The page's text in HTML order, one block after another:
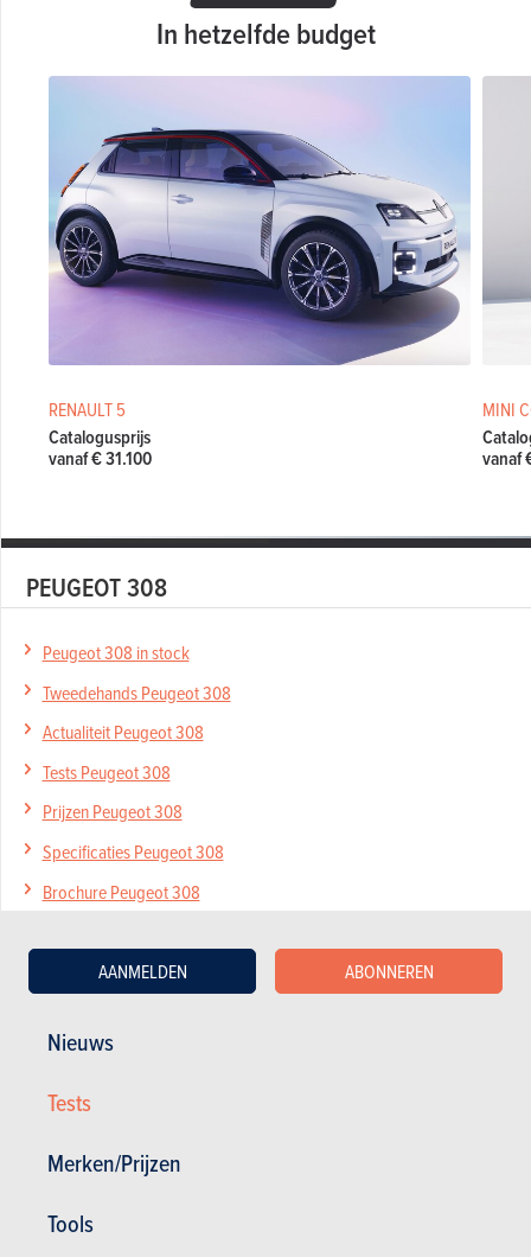
Nieuws
Tests
Merken/Prijzen
Tools
AANMELDEN ABONNEREN
In hetzelfde budget
RENAULT 5
Catalogusprijs
vanaf € 31.100
MINI
vanaf
PEUGEOT 308
Peugeot 308 in stock
Tweedehands Peugeot 308
Actualiteit Peugeot 308
Tests Peugeot 308
Prijzen Peugeot 308
Specificaties Peugeot 308
Brochure Peugeot 308
Autotests
©2026 Produpress NV | Over ProduPress |
Intellectuele eigendomsrechten